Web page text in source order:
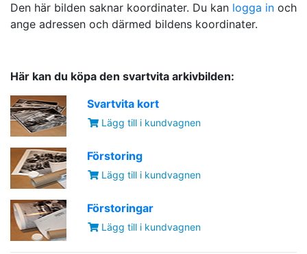
Den här bilden saknar koordinater. Du kan logga in och
ange adressen och därmed bildens koordinater.
Här kan du köpa den svartvita arkivbilden:
Svartvita kort
Lägg till i kundvagnen
Förstoring
Lägg till i kundvagnen
Förstoringar
Lägg till i kundvagnen